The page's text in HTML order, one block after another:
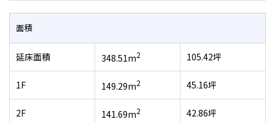
面積
延床面積 348.51m2 105.42坪
1F 149.29m2 45.16坪
2F 141.69m2 42.86坪